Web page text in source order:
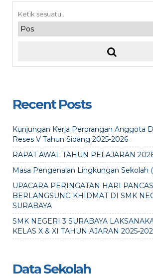
Recent Posts
Kunjungan Kerja Perorangan Anggota
Reses V Tahun Sidang 2025-2026
RAPAT AWAL TAHUN PELAJARAN
Masa Pengenalan Lingkungan Sekolah
UPACARA PERINGATAN HARI
BERLANGSUNG KHIDMAT DI SMK
SURABAYA
SMK NEGERI 3 SURABAYA
KELAS X & XI TAHUN AJARAN 2025-
Data Sekolah